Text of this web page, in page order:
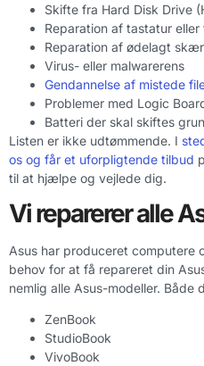
Skifte fra Hard Disk Drive
Reparation af tastatur
Reparation af ødelagt
Virus- eller malwarerens
Gendannelse af mistede
Problemer med Logic
Batteri der skal skiftes
Listen er ikke udtømmende. I
os og får et uforpligtende tilbud
til at hjælpe og vejlede dig.
Vi reparerer alle
Asus har produceret computere
behov for at få repareret din
nemlig alle Asus-modeller.
ZenBook
StudioBook
VivoBook